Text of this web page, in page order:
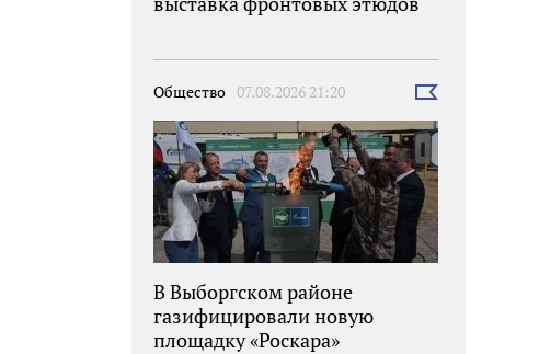
Общество 07.08.2026 21:20
Выбрать
В Выборгском районе
газифицировали новую
площадку «Роскара»